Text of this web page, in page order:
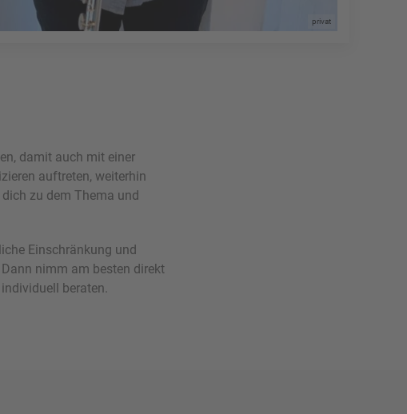
privat
damit auch mit einer
auftreten, weiterhin
zu dem Thema und
Einschränkung und
nimm am besten direkt
beraten.